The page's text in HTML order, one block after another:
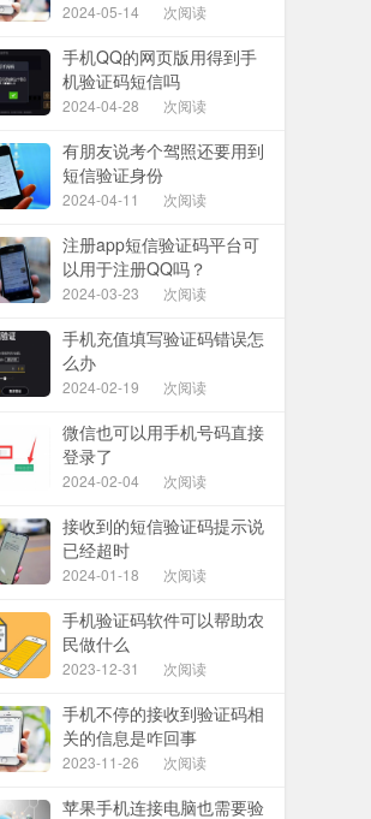
2024-05-14 次阅读
手机QQ的网页版用得到手
机验证码短信吗
2024-04-28 次阅读
有朋友说考个驾照还要用到
短信验证身份
2024-04-11 次阅读
注册app短信验证码平台可
以用于注册QQ吗？
2024-03-23 次阅读
手机充值填写验证码错误怎
么办
2024-02-19 次阅读
微信也可以用手机号码直接
登录了
2024-02-04 次阅读
接收到的短信验证码提示说
已经超时
2024-01-18 次阅读
手机验证码软件可以帮助农
民做什么
2023-12-31 次阅读
手机不停的接收到验证码相
关的信息是咋回事
2023-11-26 次阅读
苹果手机连接电脑也需要验